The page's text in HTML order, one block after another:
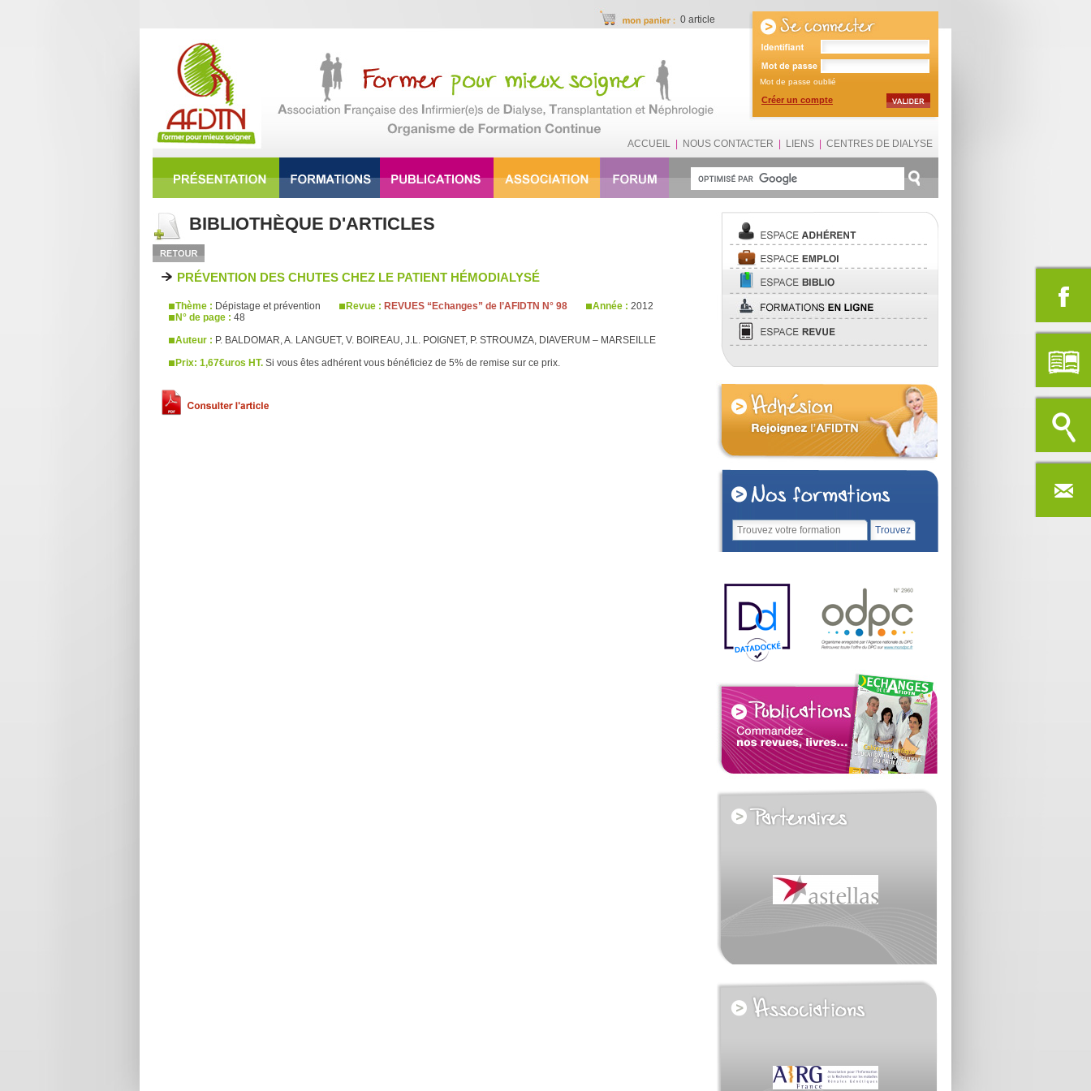
0 article
Mot de passe oublié
Créer un compte
ACCUEIL NOUS CONTACTER LIENS CENTRES DE DIALYSE
BIBLIOTHÈQUE D'ARTICLES
PRÉVENTION DES CHUTES CHEZ LE PATIENT HÉMODIALYSÉ
Thème : Dépistage et prévention Revue : REVUES “Echanges” de l’AFIDTN N° 98 Année : 2012
N° de page : 48
Auteur : P. BALDOMAR, A. LANGUET, V. BOIREAU, J.L. POIGNET, P. STROUMZA, DIAVERUM – MARSEILLE
Prix: 1,67€uros HT. Si vous êtes adhérent vous bénéficiez de 5% de remise sur ce prix.